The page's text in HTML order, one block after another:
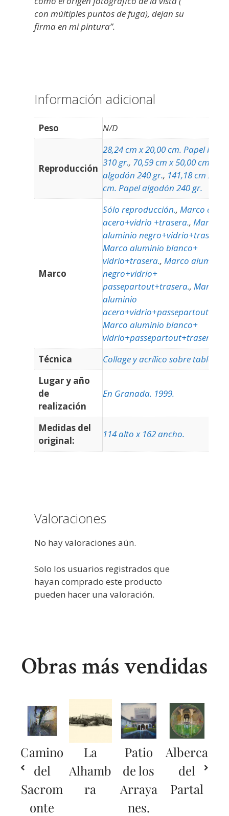
con múltiples puntos de fuga), dejan su
firma en mi pintura”.
Información adicional
Peso N/D
Reproducción
28,24 cm x 20,00 cm. Papel
310 gr., 70,59 cm x 50,00 cm.
algodón 240 gr., 141,18 cm x
cm. Papel algodón 240 gr.
Marco
Sólo reproducción., Marco
acero+vidrio +trasera., Marco
aluminio negro+vidrio+trasera.
Marco aluminio blanco+
vidrio+trasera., Marco aluminio
negro+vidrio+
passepartout+trasera., Marco
aluminio
Marco aluminio blanco+
vidrio+passepartout+trasera
Técnica
Collage y acrílico sobre tabla.
Lugar y año
de
realización
En Granada. 1999.
Medidas del
original:
114 alto x 162 ancho.
Valoraciones
No hay valoraciones aún.
Solo los usuarios registrados que
hayan comprado este producto
pueden hacer una valoración.
Obras más vendidas
Camino
del
Sacrom
onte
La
Alhamb
ra
Patio
de los
Arraya
nes.
Alberca
del
Partal